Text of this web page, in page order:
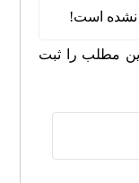
نشده است!
مطلب را ثبت